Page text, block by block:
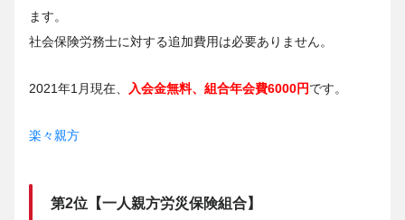
ます。
社会保険労務士に対する追加費用は必要ありません。
2021年1月現在、 入会金無料、組合年会費6000円です。
楽々親方
第2位【一人親方労災保険組合】